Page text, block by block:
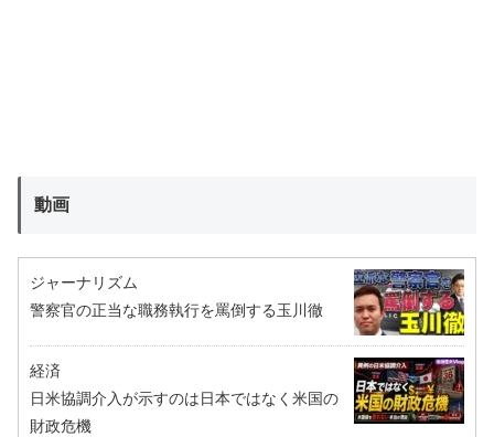
動画
ジャーナリズム
警察官の正当な職務執行を罵倒する玉川徹
経済
日米協調介入が示すのは日本ではなく米国の
財政危機